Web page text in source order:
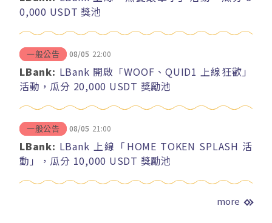
0,000 USDT 獎池
一般公告 08/05 22:00
LBank: LBank 開啟「WOOF、QUID1 上線狂歡」
活動，瓜分 20,000 USDT 獎勵池
一般公告 08/05 21:00
LBank: LBank 上線「HOME TOKEN SPLASH 活
動」，瓜分 10,000 USDT 獎勵池
more